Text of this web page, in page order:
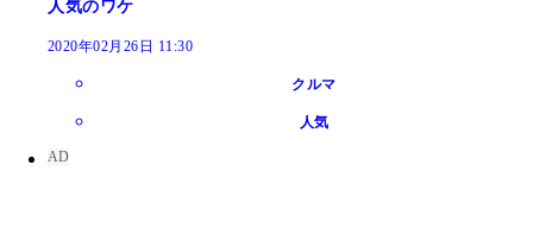
人気のワケ
2020年02月26日 11:30
クルマ
人気